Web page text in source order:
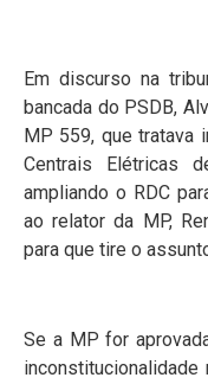
Em discurso na
bancada do PSDB,
MP 559, que tratava
Centrais Elétricas
ampliando o RDC
ao relator da MP,
para que tire o
Se a MP for
inconstitucionalidade